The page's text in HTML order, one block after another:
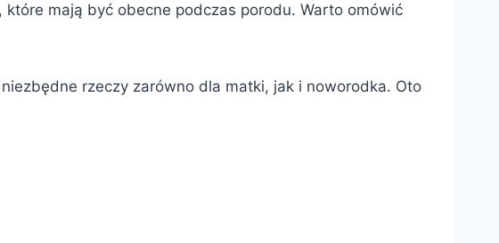
mają być obecne podczas porodu. Warto omówić
rzeczy zarówno dla matki, jak i noworodka. Oto